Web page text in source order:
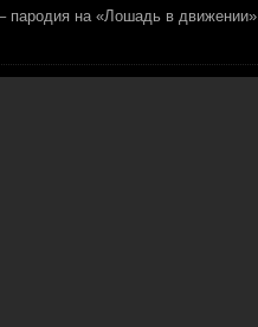
пародия на «Лошадь в движении»